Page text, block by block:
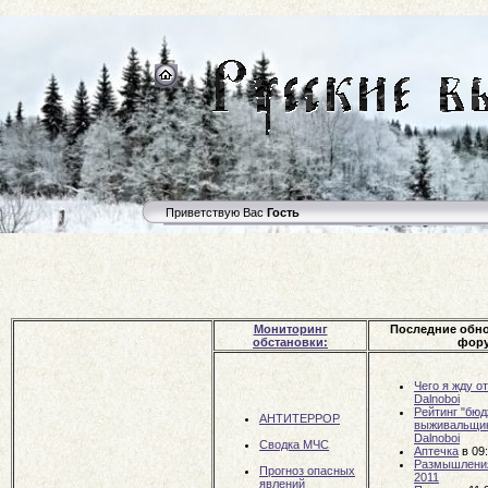
Приветствую ВасГость
Мониторинг
обстановки:
Последние
АНТИТЕРРОР
Сводка МЧС
Прогноз опасных
явлений
Чего я жду
Dalnoboi
Рейтинг
Dalnoboi
Аптечка в
2011